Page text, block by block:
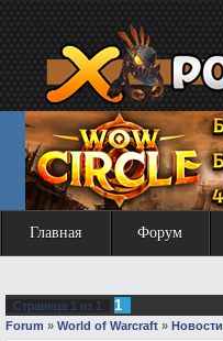
Главная Форум
Страница 1 из 1 1
Forum » World of Warcraft » Новости